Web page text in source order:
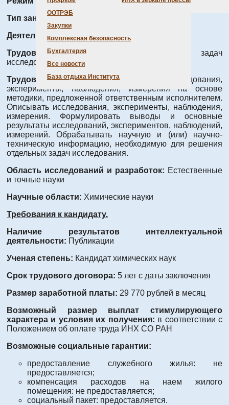
ООТРЭБ
Закупки
Комплексная безопасность
Бухгалтерия
Все новости
База отдыха Института
Тип занятости:Полная занятость
Деятельность:Проведение исследования
Трудовые функции:
Решение отдельных задач
исследования
Трудовые действия:Проводить исследования,
эксперименты, наблюдения, измерения на основе
методики, предложенной ответственным исполнителем.
Описывать исследования, эксперименты, наблюдения,
измерения. Формулировать выводы и основные
результаты исследований, экспериментов, наблюдений,
измерений. Обрабатывать научную и (или) научно-
техническую информацию, необходимую для решения
отдельных задач исследования.
Область исследований и разработок: Естественные
и точные науки
Научные области: Химические науки
Требования к кандидату.
Наличие результатов интеллектуальной
деятельности: Публикации
Ученая степень: Кандидат химических наук
Срок трудового договора: 5 лет с даты заключения
Размер заработной платы: 29 770 рублей в месяц
Возможный размер выплат стимулирующего
характера и условия их получения: в соответствии с
Положением об оплате труда ИНХ СО РАН
Возможные социальные гарантии:
предоставление служебного жилья: не
предоставляется;
компенсация расходов на наем жилого
помещения: не предоставляется;
социальный пакет: предоставляется.